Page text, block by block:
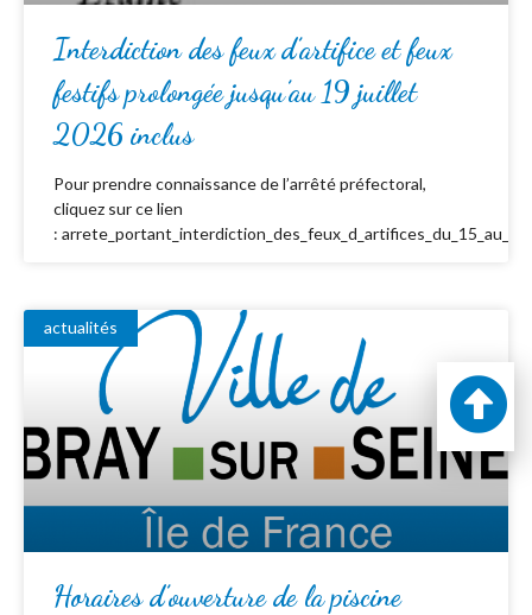
Interdiction des feux d’artifice et feux
festifs prolongée jusqu’au 19 juillet
2026 inclus
Pour prendre connaissance de l’arrêté préfectoral,
cliquez sur ce lien
:
actualités
Horaires d’ouverture de la piscine